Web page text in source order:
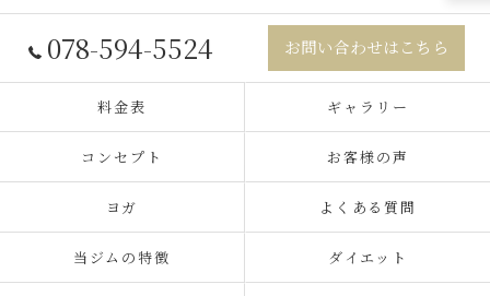
078-594-5524 お問い合わせはこちら
料金表 ギャラリー
コンセプト お客様の声
ヨガ よくある質問
当ジムの特徴 ダイエット